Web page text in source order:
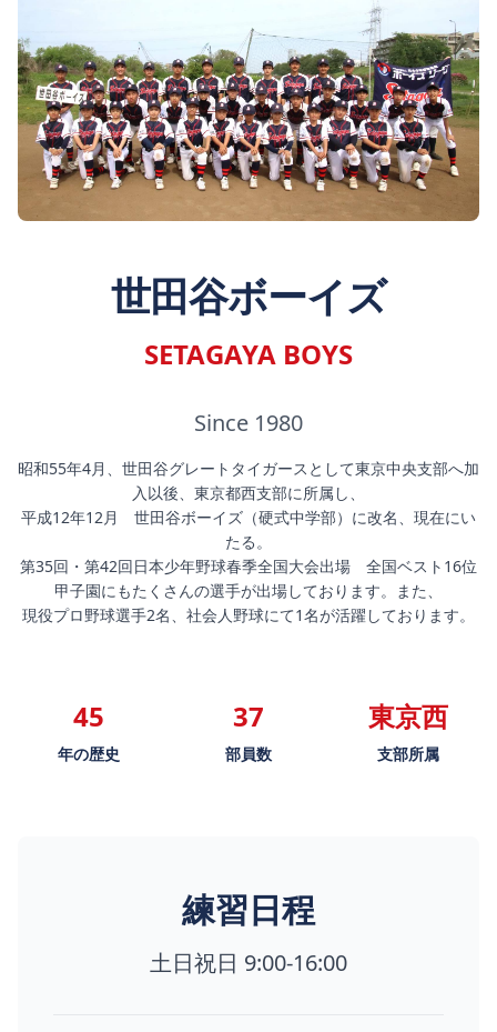
世田谷ボーイズ
SETAGAYA BOYS
Since 1980
昭和55年4月、世田谷グレートタイガースとして東京中央支部へ加
入以後、東京都西支部に所属し、
平成12年12月 世田谷ボーイズ（硬式中学部）に改名、現在にい
たる。
第35回・第42回日本少年野球春季全国大会出場 全国ベスト16位
甲子園にもたくさんの選手が出場しております。また、
現役プロ野球選手2名、社会人野球にて1名が活躍しております。
45
年の歴史
37
部員数
東京西
支部所属
練習日程
土日祝日 9:00-16:00